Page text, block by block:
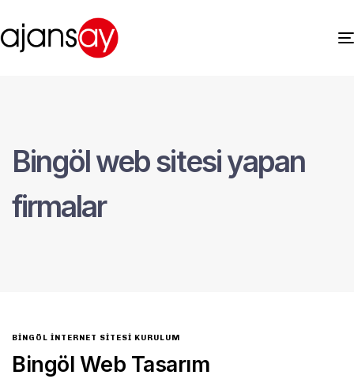
Bingöl web sitesi yapan
firmalar
BINGÖL İNTERNET SITESI KURULUM
Bingöl Web Tasarım